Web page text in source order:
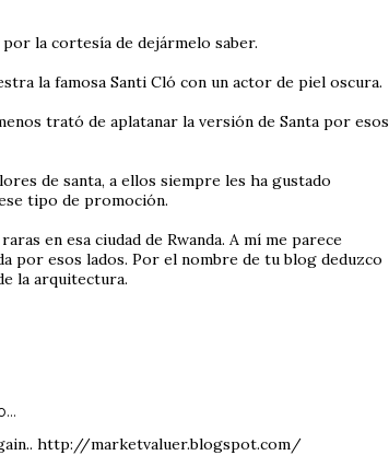
la cortesía de dejármelo saber.
la famosa Santi Cló con un actor de piel oscura.
trató de aplatanar la versión de Santa por esos
de santa, a ellos siempre les ha gustado
tipo de promoción.
en esa ciudad de Rwanda. A mí me parece
por esos lados. Por el nombre de tu blog deduzco
la arquitectura.
http://marketvaluer.blogspot.com/